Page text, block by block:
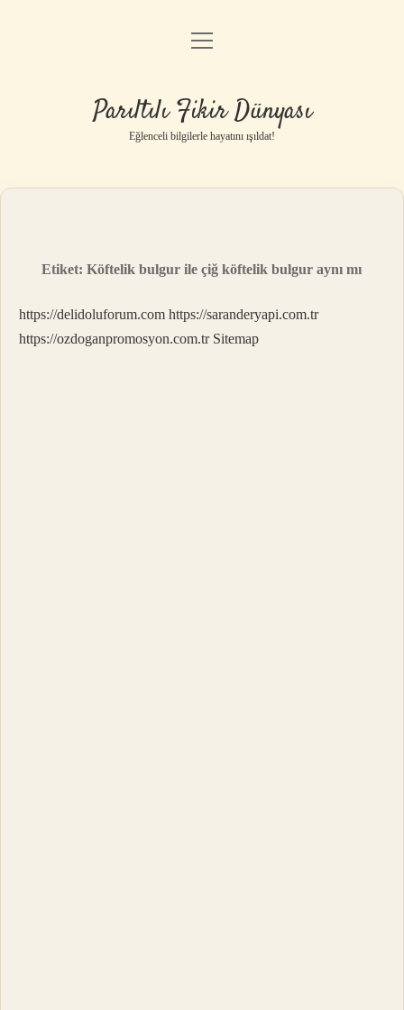
Anasayfa
Yasal Uyarı
menüyü
Parıltılı Fikir Dünyası
Eğlenceli bilgilerle hayatını ışıldat!
Etiket:Köftelik bulgur ile çiğ köftelik bulgur aynı mı
https://delidoluforum.com https://saranderyapi.com.tr
https://ozdoganpromosyon.com.tr Sitemap